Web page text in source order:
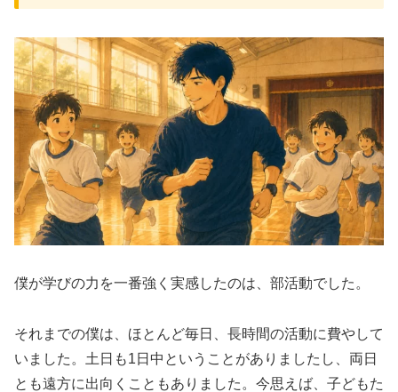
僕が学びの力を一番強く実感したのは、部活動でした。
それまでの僕は、ほとんど毎日、長時間の活動に費やして
いました。土日も1日中ということがありましたし、両日
とも遠方に出向くこともありました。今思えば、子どもた